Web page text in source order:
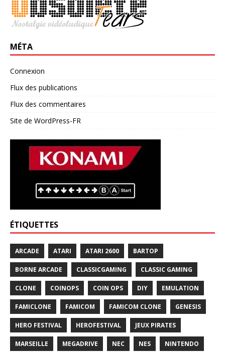
MÉTA
Connexion
Flux des publications
Flux des commentaires
Site de WordPress-FR
ÉTIQUETTES
ARCADE ATARI ATARI 2600 BARTOP
BORNE ARCADE CLASSICGAMING CLASSIC GAMING
CLONE COINOPS COIN OPS DIY EMULATION
FAMICLONE FAMICOM FAMICOM CLONE GENESIS
HERO FESTIVAL HEROFESTIVAL JEUX PIRATES
MARSEILLE MEGADRIVE NEC NES NINTENDO